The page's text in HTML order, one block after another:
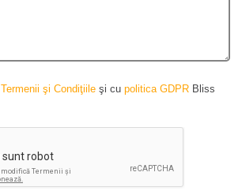
Termenii şi Condiţiile şi cu politica GDPR Bliss